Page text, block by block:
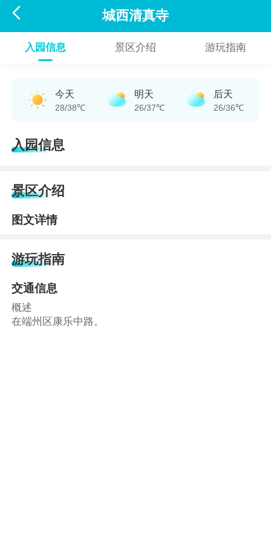
 城西清真寺
入园信息 景区介绍 游玩指南
今天
28/38℃
明天
26/37℃
后天
26/36℃
入园信息
景区介绍
图文详情
游玩指南
交通信息
概述
在端州区康乐中路。